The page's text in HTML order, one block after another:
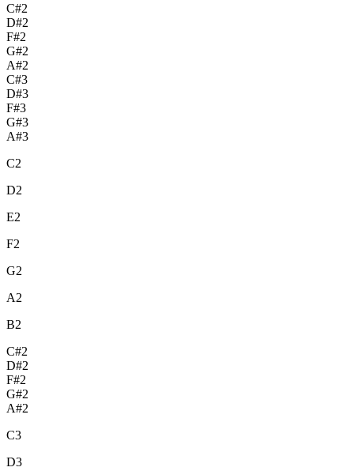
C#2
D#2
F#2
G#2
A#2
C#3
D#3
F#3
G#3
A#3
C2
D2
E2
F2
G2
A2
B2
C#2
D#2
F#2
G#2
A#2
C3
D3